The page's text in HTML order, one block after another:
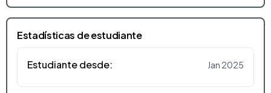
Estadísticas de estudiante
Estudiante desde: Jan 2025